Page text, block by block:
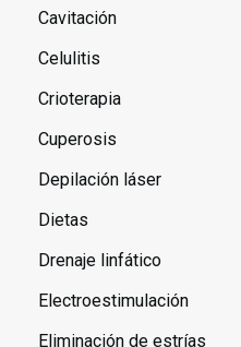
Cavitación
Celulitis
Crioterapia
Cuperosis
Depilación láser
Dietas
Drenaje linfático
Electroestimulación
Eliminación de estrías